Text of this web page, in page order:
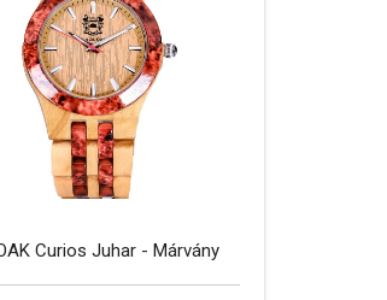
Curios Juhar - Márvány